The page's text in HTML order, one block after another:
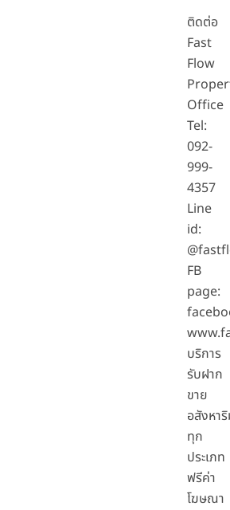
ติดต่อ
Fast
Flow
Office
Tel:
092-
999-
4357
Line
id:
FB
page:
บริการ
รับฝาก
ขาย
อสังหา
ทุก
ประเภท
ฟรีค่า
โฆษณา